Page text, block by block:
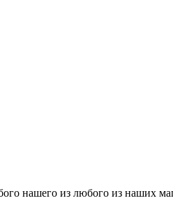
нашего из любого из наших